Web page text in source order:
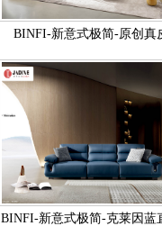
BINFI-新意式极简-原创真
BINFI-新意式极简-克莱因蓝